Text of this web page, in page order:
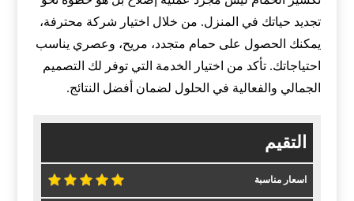
تجديد حياتك في المنزل. من خلال اختيار شركة محترفة،
يمكنك الحصول على حمام متجدد، مريح، وعصري يناسب
احتياجاتك. تأكد من اختيار الخدمة التي توفر لك التصميم
الجمالي والفعالية في الحلول لضمان أفضل النتائج.
التقيم
اسعار مناسبة